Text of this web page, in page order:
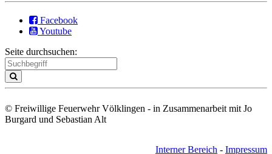
Facebook
Youtube
Seite durchsuchen:
© Freiwillige Feuerwehr Völklingen - in Zusammenarbeit mit Jo
Burgard und Sebastian Alt
Interner Bereich - Impressum